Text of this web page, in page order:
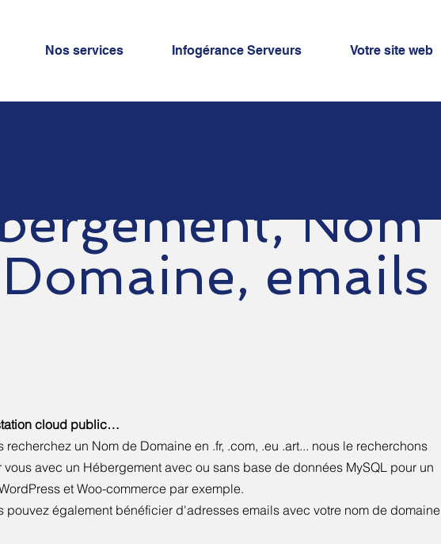
Nos services Infogérance Serveurs Votre site web
Nom
emails
cloud public…
recherchez un Nom de Domaine en .fr, .com, .eu .art... nous le recherchons
vous avec un Hébergement avec ou sans base de données MySQL pour un
et Woo-commerce par exemple.
pouvez également bénéficier d'adresses emails avec votre nom de domaine